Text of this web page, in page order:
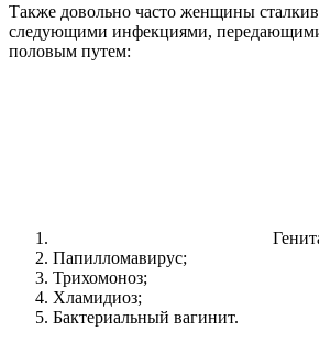
Также довольно часто женщины
следующими инфекциями,
половым путем:
Папилломавирус;
Трихомоноз;
Хламидиоз;
Бактериальный вагинит.